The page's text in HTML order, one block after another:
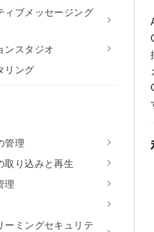
ィブメッセージング
ンスタジオ
リング
管理
取り込みと再生
理
ーミングセキュリテ